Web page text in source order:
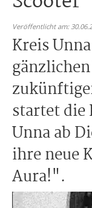
Veröffentlicht am:
Kreis
startet die
Unna ab
ihre neue
Aura!".